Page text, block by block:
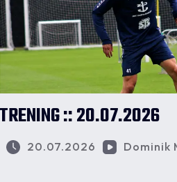
TRENING :: 20.07.2026
20.07.2026 Dominik